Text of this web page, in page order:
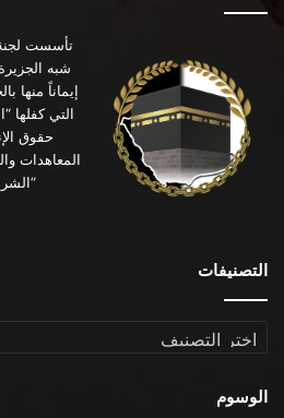
تأسست
إيماناً منها
التي كفلها
حقوق
المعاهدات
التصنيفات
التصنيفات
الوسوم